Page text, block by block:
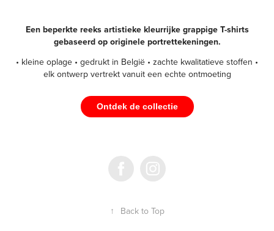
Een beperkte reeks artistieke kleurrijke grappige T-shirts
gebaseerd op originele portrettekeningen.
• kleine oplage • gedrukt in België • zachte kwalitatieve stoffen •
elk ontwerp vertrekt vanuit een echte ontmoeting
Ontdek de collectie
↑ Back to Top